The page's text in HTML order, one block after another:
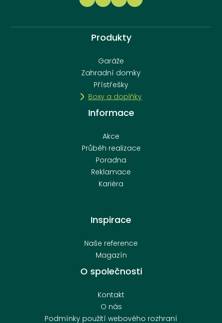
Produkty
Garáže
Zahradní domky
Přístřešky
Boxy a doplňky
Informace
Akce
Průběh realizace
Poradna
Reklamace
Kariéra
Inspirace
Naše reference
Magazín
O společnosti
Kontakt
O nás
Podmínky použití webového rozhraní